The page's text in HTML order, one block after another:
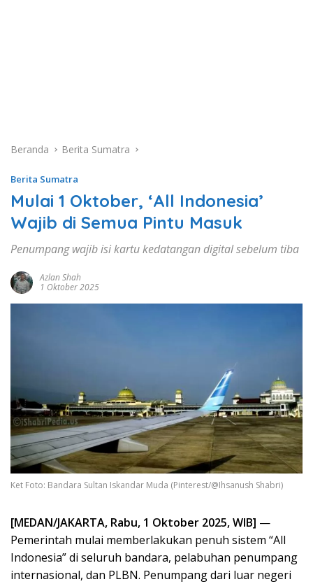
Beranda Berita Sumatra
Berita Sumatra
Mulai 1 Oktober, ‘All Indonesia’
Wajib di Semua Pintu Masuk
Penumpang wajib isi kartu kedatangan digital sebelum tiba
Azlan Shah
1 Oktober 2025
Ket Foto: Bandara Sultan Iskandar Muda (Pinterest/@Ihsanush Shabri)
[MEDAN/JAKARTA, Rabu, 1 Oktober 2025, WIB] —
Pemerintah mulai memberlakukan penuh sistem “All
Indonesia” di seluruh bandara, pelabuhan penumpang
internasional, dan PLBN. Penumpang dari luar negeri